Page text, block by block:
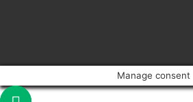
Manage consent